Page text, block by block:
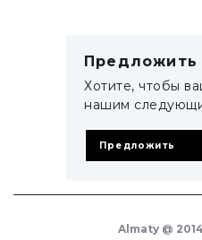
Предложить
Хотите, чтобы
нашим
Предложить
Almaty @